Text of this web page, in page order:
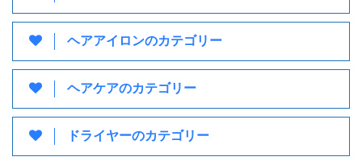
ヘアアイロンのカテゴリー
ヘアケアのカテゴリー
ドライヤーのカテゴリー